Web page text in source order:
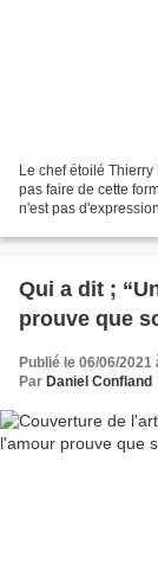
Le chef étoilé
pas faire de cette
n'est pas
Qui a dit ;
prouve que
Publié le 06/06/2021
Par Daniel Confland